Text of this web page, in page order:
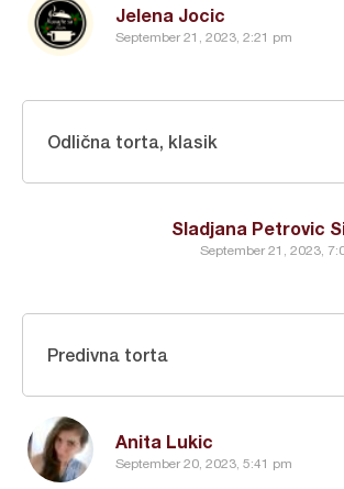
Jelena Jocic
September 21, 2023, 2:21 pm
Sladjana Petrovic
September 21, 2023,
Odlična torta, klasik
Anita Lukic
September 20, 2023, 5:41 pm
Predivna torta